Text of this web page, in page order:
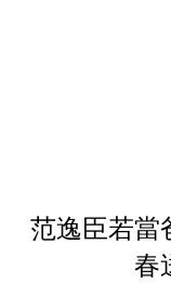
范逸臣若
春